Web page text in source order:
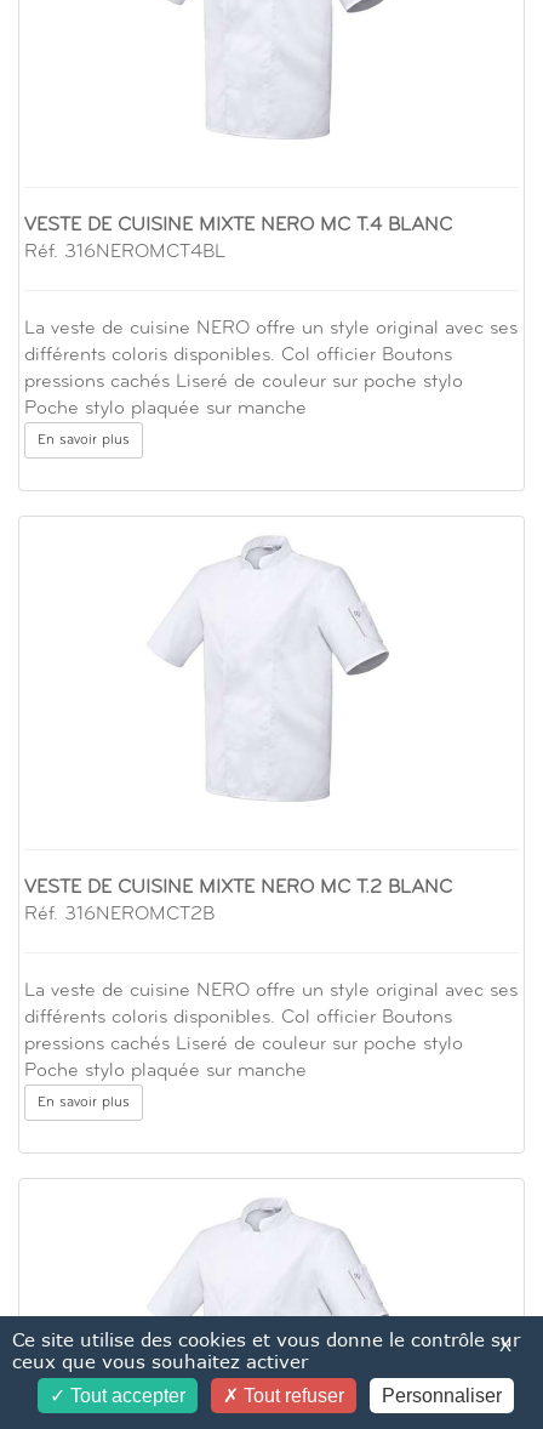
VESTE DE CUISINE MIXTE NERO MC T.4 BLANC
Réf. 316NEROMCT4BL
La veste de cuisine NERO offre un style original avec ses
différents coloris disponibles. Col officier Boutons
pressions cachés Liseré de couleur sur poche stylo
Poche stylo plaquée sur manche
En savoir plus
VESTE DE CUISINE MIXTE NERO MC T.2 BLANC
Réf. 316NEROMCT2B
La veste de cuisine NERO offre un style original avec ses
différents coloris disponibles. Col officier Boutons
pressions cachés Liseré de couleur sur poche stylo
Poche stylo plaquée sur manche
En savoir plus
X
Ce site utilise des cookies et vous donne le contrôle sur
ceux que vous souhaitez activer
Tout accepter Tout refuser Personnaliser